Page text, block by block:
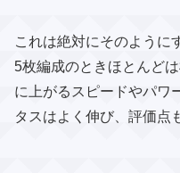
これは絶対にそのように
5枚編成のときほとんど
に上がるスピードやパワ
タスはよく伸び、評価点